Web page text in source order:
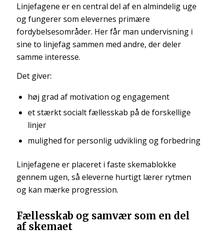
Linjefagene er en central del af en almindelig uge
og fungerer som elevernes primære
fordybelsesområder. Her får man undervisning i
sine to linjefag sammen med andre, der deler
samme interesse.
Det giver:
høj grad af motivation og engagement
et stærkt socialt fællesskab på de forskellige
linjer
mulighed for personlig udvikling og forbedring
Linjefagene er placeret i faste skemablokke
gennem ugen, så eleverne hurtigt lærer rytmen
og kan mærke progression.
Fællesskab og samvær som en del
af skemaet